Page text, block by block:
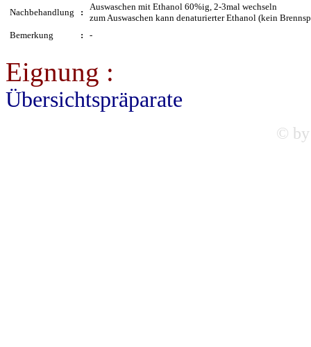
Nachbehandlung :
Auswaschen mit Ethanol 60%ig, 2-3mal wechseln
zum Auswaschen kann denaturierter Ethanol (kein
Bemerkung
: -
Eignung :
Übersichtspräparate
©